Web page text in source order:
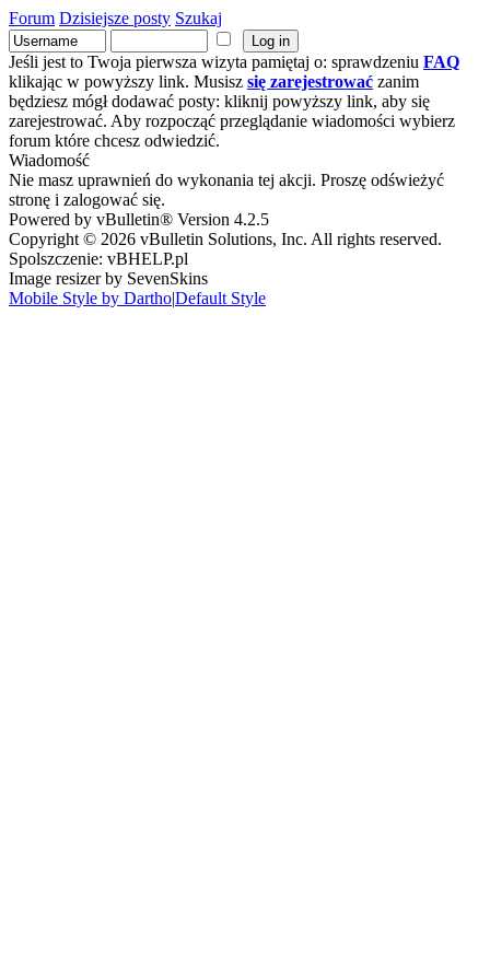
Forum Dzisiejsze posty Szukaj
Jeśli jest to Twoja pierwsza wizyta pamiętaj o: sprawdzeniu FAQ
klikając w powyższy link. Musisz się zarejestrować zanim
będziesz mógł dodawać posty: kliknij powyższy link, aby się
zarejestrować. Aby rozpocząć przeglądanie wiadomości wybierz
forum które chcesz odwiedzić.
Wiadomość
Nie masz uprawnień do wykonania tej akcji. Proszę odświeżyć
stronę i zalogować się.
Powered by vBulletin® Version 4.2.5
Copyright © 2026 vBulletin Solutions, Inc. All rights reserved.
Spolszczenie: vBHELP.pl
Image resizer by SevenSkins
Mobile Style by Dartho|Default Style